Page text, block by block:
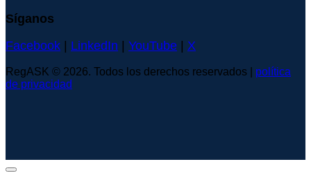
Síganos
Facebook | LinkedIn | YouTube | X
RegASK © 2026. Todos los derechos reservados | política
de privacidad